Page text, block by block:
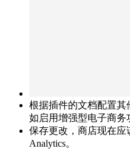
根据插件的文档配置其
如启用增强型电子商务
保存更改，商店现在应
Analytics。